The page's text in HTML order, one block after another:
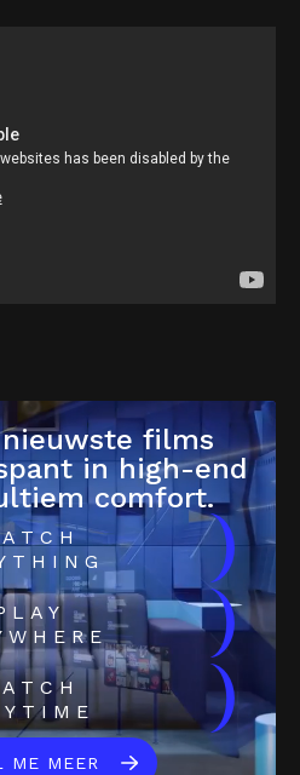
films
in high-end
comfort.
)
)
)
ME MEER